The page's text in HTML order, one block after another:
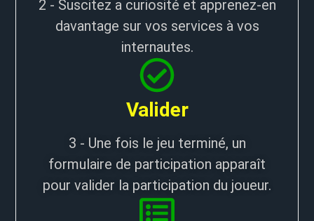
2 - Suscitez a curiosité et apprenez-en
davantage sur vos services à vos
internautes.
Valider
3 - Une fois le jeu terminé, un
formulaire de participation apparaît
pour valider la participation du joueur.